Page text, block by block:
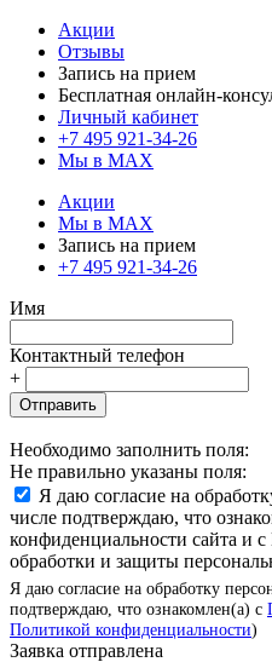
Акции
Отзывы
Запись на прием
Бесплатная онлайн-
Личный кабинет
+7 495 921-34-26
Мы в MAX
Акции
Мы в MAX
Запись на прием
+7 495 921-34-26
Имя
Контактный телефон
+
Отправить
Необходимо заполнить поля:
Не правильно указаны поля:
Я даю согласие на
числе подтверждаю, что
конфиденциальности сайта и
обработки и защиты
Я даю согласие на обработку
подтверждаю, что ознакомлен(а) с
Политикой конфиденциальности)
Заявка отправлена